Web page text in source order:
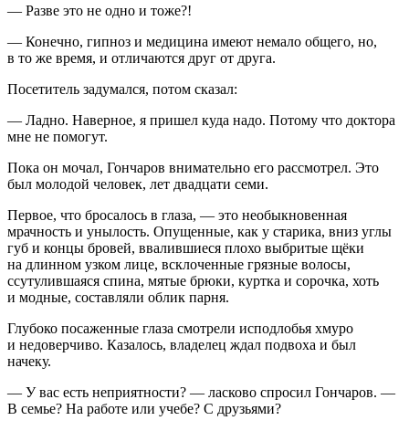
— Разве это не одно и тоже?!
— Конечно, гипноз и медицина имеют немало общего, но,
в то же время, и отличаются друг от друга.
Посетитель задумался, потом сказал:
— Ладно. Наверное, я пришел куда надо. Потому что доктора
мне не помогут.
Пока он мочал, Гончаров внимательно его рассмотрел. Это
был молодой человек, лет двадцати семи.
Первое, что бросалось в глаза, — это необыкновенная
мрачность и унылость. Опущенные, как у старика, вниз углы
губ и концы бровей, ввалившиеся плохо выбритые щёки
на длинном узком лице, всклоченные грязные волосы,
ссутулившаяся спина, мятые брюки, куртка и сорочка, хоть
и модные, составляли облик парня.
Глубоко посаженные глаза смотрели исподлобья хмуро
и недоверчиво. Казалось, владелец ждал подвоха и был
начеку.
— У вас есть неприятности? — ласково спросил Гончаров. —
В семье? На работе или учебе? С друзьями?